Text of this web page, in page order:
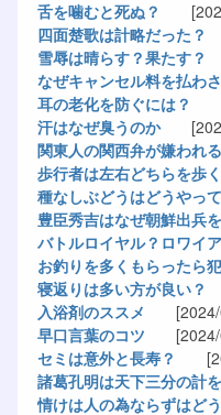
舌を噛むと死ぬ？
四面楚歌は計略だった？
雪辱は晴らす？果たす？
なぜキャンセル料を払わ
耳の老化を防ぐには？
汗はなぜ臭うのか
関東人の関西弁が嫌われ
歩行者は左右どちらを歩
種なしぶどうはどうやっ
豊臣秀吉はなぜ朝鮮出兵
バトルロイヤル？ロワイ
お釣りを多くもらったら
寝返りは多い方が良い？
入浴剤のススメ [2024/
早口言葉のコツ [2024/
セミは意外と長寿？
諸葛孔明は天下三分の計
情けは人の為ならずはど